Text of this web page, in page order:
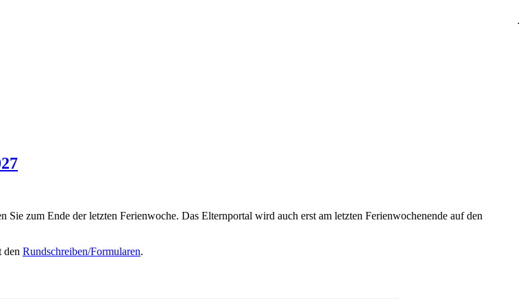
.
zum Ende der letzten Ferienwoche. Das Elternportal wird auch erst am letzten Ferienwochenende auf den
den Rundschreiben/Formularen.